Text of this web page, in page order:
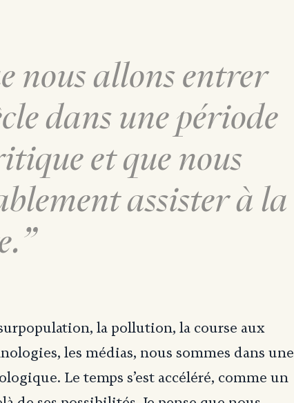
nous allons entrer
dans une période
et que nous
assister à la
la pollution, la course aux
les médias, nous sommes dans une
Le temps s’est accéléré, comme un